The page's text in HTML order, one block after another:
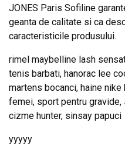
JONES Paris Sofiline
geanta de calitate si ca
caracteristicile produsului.
rimel maybelline lash
tenis barbati, hanorac lee
martens bocanci, haine
femei, sport pentru gravide,
cizme hunter, sinsay papuci
yyyyy